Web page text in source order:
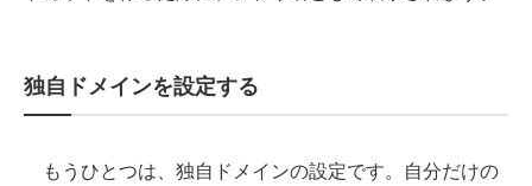
独自ドメインを設定する
もうひとつは、独自ドメインの設定です。自分だけの